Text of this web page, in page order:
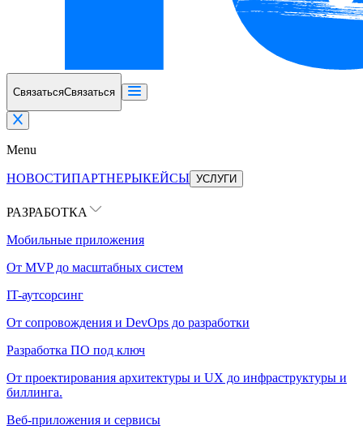
СвязатьсяСвязаться
Menu
НОВОСТИПАРТНЕРЫКЕЙСЫ УСЛУГИ
РАЗРАБОТКА
Мобильные приложения
От MVP до масштабных систем
IT-аутсорсинг
От сопровождения и DevOps до разработки
Разработка ПО под ключ
От проектирования архитектуры и UX до инфраструктуры и
биллинга.
Веб-приложения и сервисы